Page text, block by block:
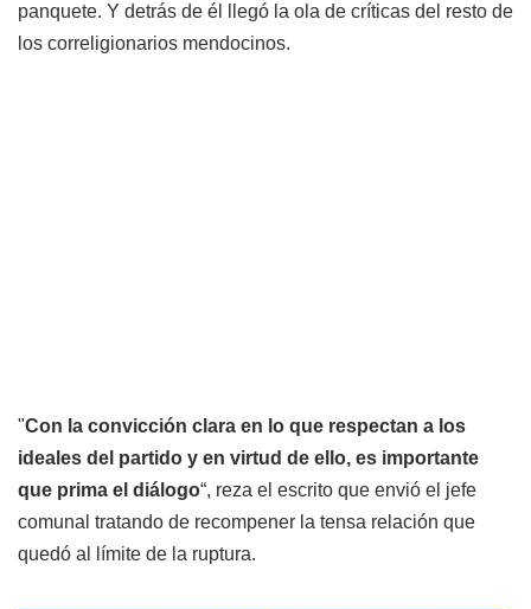
panquete. Y detrás de él llegó la ola de críticas del resto de
los correligionarios mendocinos.
"Con la convicción clara en lo que respectan a los
ideales del partido y en virtud de ello, es importante
que prima el diálogo“, reza el escrito que envió el jefe
comunal tratando de recompener la tensa relación que
quedó al límite de la ruptura.